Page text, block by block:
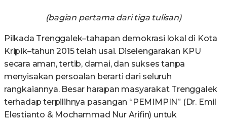
(bagian pertama dari tiga tulisan)
Pilkada Trenggalek–tahapan demokrasi lokal di Kota
Kripik–tahun 2015 telah usai. Diselengarakan KPU
secara aman, tertib, damai, dan sukses tanpa
menyisakan persoalan berarti dari seluruh
rangkaiannya. Besar harapan masyarakat Trenggalek
terhadap terpilihnya pasangan “PEMIMPIN” (Dr. Emil
Elestianto & Mochammad Nur Arifin) untuk